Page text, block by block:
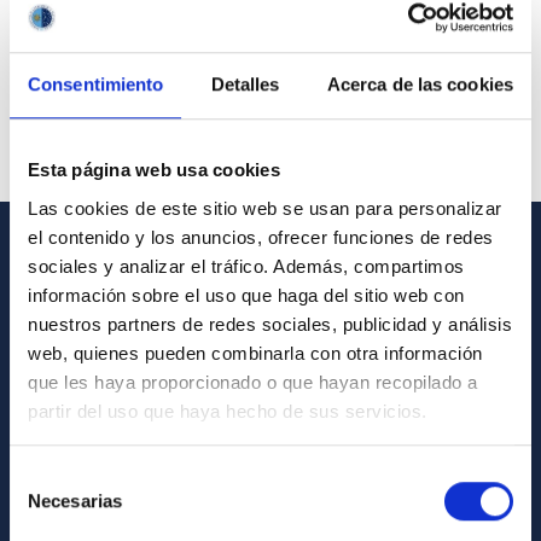
Consentimiento Detalles Acerca de las cookies
Esta página web usa cookies
Las cookies de este sitio web se usan para personalizar
el contenido y los anuncios, ofrecer funciones de redes
sociales y analizar el tráfico. Además, compartimos
información sobre el uso que haga del sitio web con
nuestros partners de redes sociales, publicidad y análisis
web, quienes pueden combinarla con otra información
que les haya proporcionado o que hayan recopilado a
partir del uso que haya hecho de sus servicios.
Necesarias
GENERAL INFORMATION
Contact
How to get to the IAC
List of personnel
Library
General register